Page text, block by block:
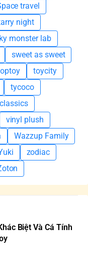
travel
night
monster lab
sweet as sweet
toycity
tycoco
vinyl plush
Wazzup Family
zodiac
Biệt Và Cá Tính